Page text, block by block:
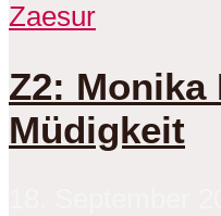
Zaesur
Z2:
Müdigkeit